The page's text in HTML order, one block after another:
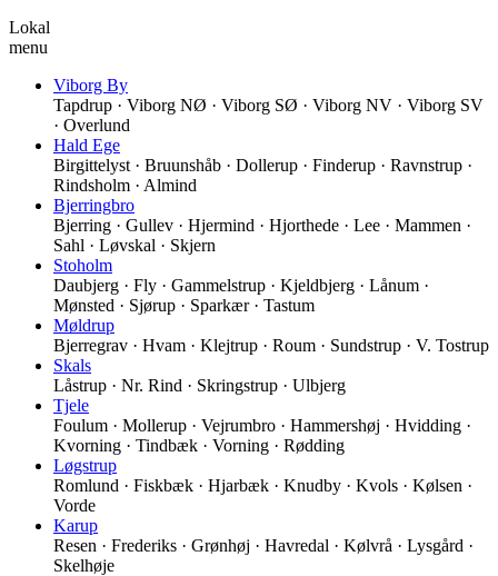
Lokal
menu
Viborg By
Tapdrup · Viborg NØ · Viborg SØ · Viborg NV · Viborg SV
· Overlund
Hald Ege
Birgittelyst · Bruunshåb · Dollerup · Finderup · Ravnstrup ·
Rindsholm · Almind
Bjerringbro
Bjerring · Gullev · Hjermind · Hjorthede · Lee · Mammen ·
Sahl · Løvskal · Skjern
Stoholm
Daubjerg · Fly · Gammelstrup · Kjeldbjerg · Lånum ·
Mønsted · Sjørup · Sparkær · Tastum
Møldrup
Bjerregrav · Hvam · Klejtrup · Roum · Sundstrup · V. Tostrup
Skals
Låstrup · Nr. Rind · Skringstrup · Ulbjerg
Tjele
Foulum · Mollerup · Vejrumbro · Hammershøj · Hvidding ·
Kvorning · Tindbæk · Vorning · Rødding
Løgstrup
Romlund · Fiskbæk · Hjarbæk · Knudby · Kvols · Kølsen ·
Vorde
Karup
Resen · Frederiks · Grønhøj · Havredal · Kølvrå · Lysgård ·
Skelhøje